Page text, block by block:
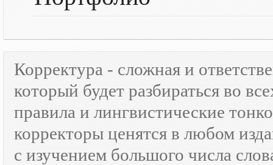
Корректура - сложная и
который будет разбираться во
правила и лингвистические
корректоры ценятся в любом
с изучением большого числа